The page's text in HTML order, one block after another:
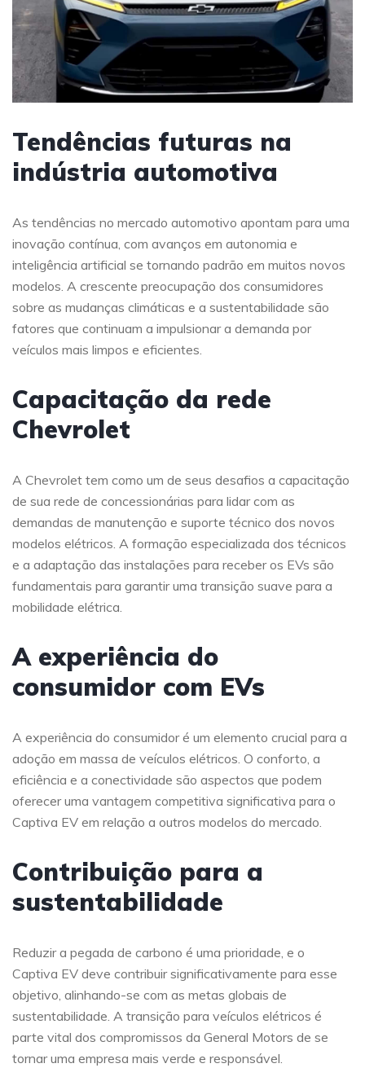
Tendências futuras na
indústria automotiva
As tendências no mercado automotivo apontam para uma
inovação contínua, com avanços em autonomia e
inteligência artificial se tornando padrão em muitos novos
modelos. A crescente preocupação dos consumidores
sobre as mudanças climáticas e a sustentabilidade são
fatores que continuam a impulsionar a demanda por
veículos mais limpos e eficientes.
Capacitação da rede
Chevrolet
A Chevrolet tem como um de seus desafios a capacitação
de sua rede de concessionárias para lidar com as
demandas de manutenção e suporte técnico dos novos
modelos elétricos. A formação especializada dos técnicos
e a adaptação das instalações para receber os EVs são
fundamentais para garantir uma transição suave para a
mobilidade elétrica.
A experiência do
consumidor com EVs
A experiência do consumidor é um elemento crucial para a
adoção em massa de veículos elétricos. O conforto, a
eficiência e a conectividade são aspectos que podem
oferecer uma vantagem competitiva significativa para o
Captiva EV em relação a outros modelos do mercado.
Contribuição para a
sustentabilidade
Reduzir a pegada de carbono é uma prioridade, e o
Captiva EV deve contribuir significativamente para esse
objetivo, alinhando-se com as metas globais de
sustentabilidade. A transição para veículos elétricos é
parte vital dos compromissos da General Motors de se
tornar uma empresa mais verde e responsável.